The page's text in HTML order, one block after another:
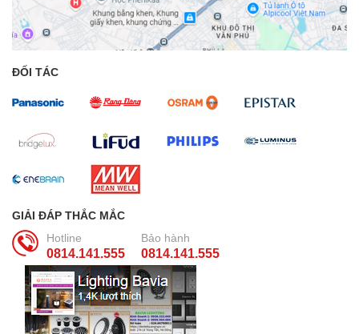
ĐỐI TÁC
GIẢI ĐÁP THẮC MẮC
Hotline
0814.141.555
Bảo hành
0814.141.555